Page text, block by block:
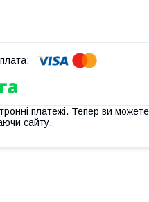
платежі. Тепер ви
сайту.